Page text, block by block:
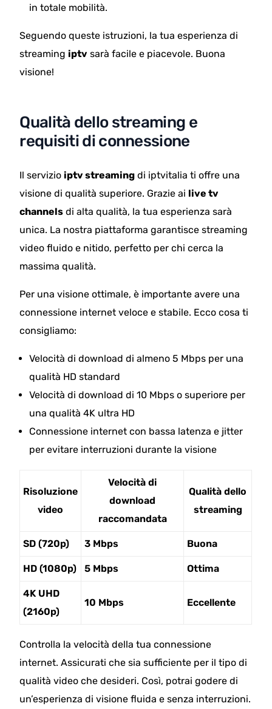
in totale mobilità.
Seguendo queste istruzioni, la tua esperienza di
streaming iptv sarà facile e piacevole. Buona
visione!
Qualità dello streaming e
requisiti di connessione
Il servizio iptv streaming di iptvitalia ti offre una
visione di qualità superiore. Grazie ai live tv
channels di alta qualità, la tua esperienza sarà
unica. La nostra piattaforma garantisce streaming
video fluido e nitido, perfetto per chi cerca la
massima qualità.
Per una visione ottimale, è importante avere una
connessione internet veloce e stabile. Ecco cosa ti
consigliamo:
Velocità di download di almeno 5 Mbps per una
qualità HD standard
Velocità di download di 10 Mbps o superiore per
una qualità 4K ultra HD
Connessione internet con bassa latenza e jitter
per evitare interruzioni durante la visione
Risoluzione
video
Velocità di
download
raccomandata
Qualità dello
streaming
SD (720p) 3 Mbps Buona
HD (1080p) 5 Mbps Ottima
4K UHD
(2160p)
10 Mbps Eccellente
Controlla la velocità della tua connessione
internet. Assicurati che sia sufficiente per il tipo di
qualità video che desideri. Così, potrai godere di
un’esperienza di visione fluida e senza interruzioni.